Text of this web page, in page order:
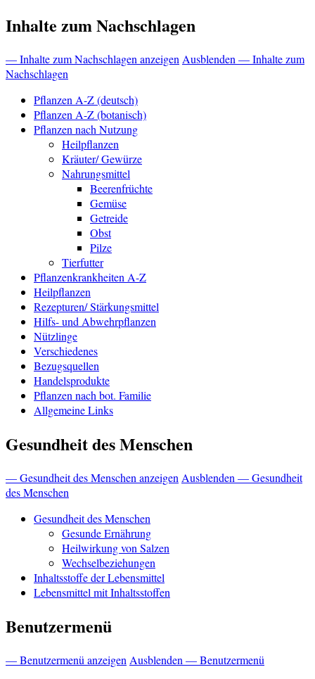
Inhalte zum Nachschlagen
— Inhalte zum Nachschlagen anzeigen Ausblenden — Inhalte zum
Nachschlagen
Pflanzen A-Z (deutsch)
Pflanzen A-Z (botanisch)
Pflanzen nach Nutzung
Heilpflanzen
Kräuter/ Gewürze
Nahrungsmittel
Beerenfrüchte
Gemüse
Getreide
Obst
Pilze
Tierfutter
Pflanzenkrankheiten A-Z
Heilpflanzen
Rezepturen/ Stärkungsmittel
Hilfs- und Abwehrpflanzen
Nützlinge
Verschiedenes
Bezugsquellen
Handelsprodukte
Pflanzen nach bot. Familie
Allgemeine Links
Gesundheit des Menschen
— Gesundheit des Menschen anzeigen Ausblenden — Gesundheit
des Menschen
Gesundheit des Menschen
Gesunde Ernährung
Heilwirkung von Salzen
Wechselbeziehungen
Inhaltsstoffe der Lebensmittel
Lebensmittel mit Inhaltsstoffen
Benutzermenü
— Benutzermenü anzeigen Ausblenden — Benutzermenü